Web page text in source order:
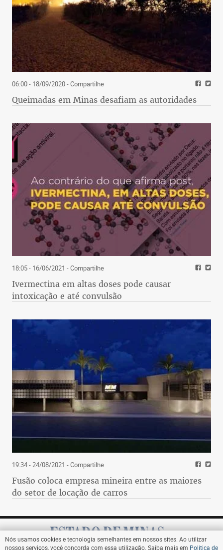
06:00 - 18/09/2020- Compartilhe
Queimadas em Minas desafiam as autoridades
18:05 - 16/06/2021 - Compartilhe
Ivermectina em altas doses pode causar
intoxicação e até convulsão
19:34 - 24/08/2021 - Compartilhe
Fusão coloca empresa mineira entre as maiores
do setor de locação de carros
Nós usamos cookies e tecnologia semelhantes em nossos sites. Ao utilizar
nossos serviços, você concorda com essa utilização. Saiba mais em Política de